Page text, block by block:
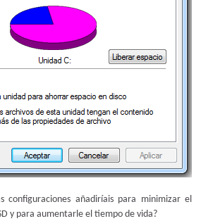
configuraciones añadiríais para minimizar el
y para aumentarle el tiempo de vida?